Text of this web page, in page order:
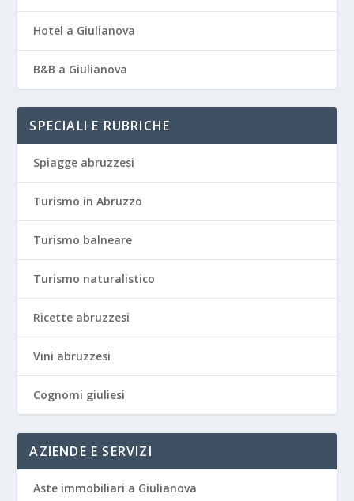
Hotel a Giulianova
B&B a Giulianova
SPECIALI E RUBRICHE
Spiagge abruzzesi
Turismo in Abruzzo
Turismo balneare
Turismo naturalistico
Ricette abruzzesi
Vini abruzzesi
Cognomi giuliesi
AZIENDE E SERVIZI
Aste immobiliari a Giulianova